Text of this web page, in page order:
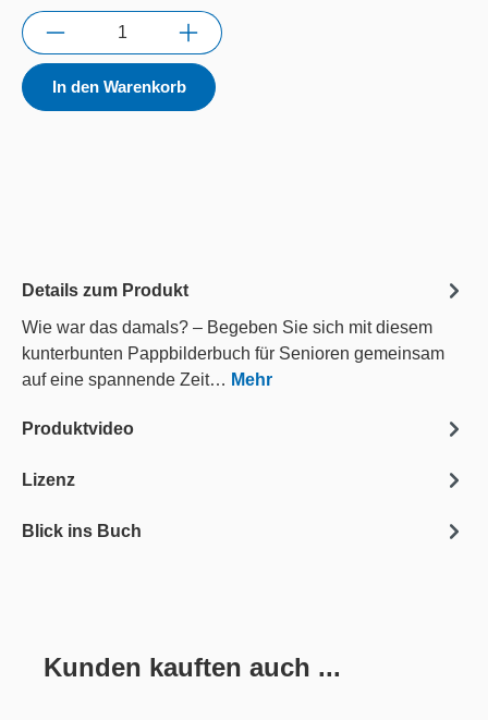
Anzahl
In den Warenkorb
Details zum Produkt
Wie war das damals? – Begeben Sie sich mit diesem
kunterbunten Pappbilderbuch für Senioren gemeinsam
auf eine spannende Zeit… Mehr
Produktvideo
Lizenz
Blick ins Buch
Produktgalerie überspringen
Kunden kauften auch ...